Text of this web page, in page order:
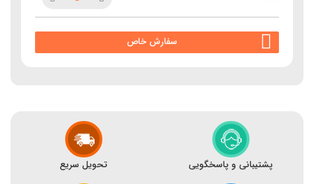
سفارش خاص
پشتیبانی و پاسخگویی تحویل سریع